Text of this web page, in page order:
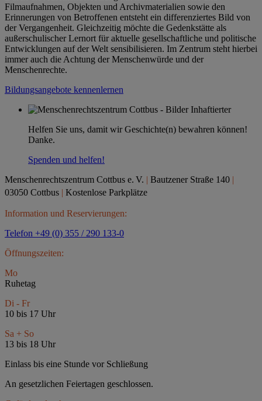
Filmaufnahmen, Objekten und Archivmaterialien sowie den
Erinnerungen von Betroffenen entsteht ein differenziertes Bild von
der Vergangenheit. Gleichzeitig möchte die Gedenkstätte als
außerschulischer Lernort für aktuelle gesellschaftliche und politische
Entwicklungen auf der Welt sensibilisieren. Im Zentrum steht hierbei
immer auch die Achtung der Menschenwürde und der
Menschenrechte.
Bildungsangebote kennenlernen
Helfen Sie uns, damit wir Geschichte(n) bewahren können!
Danke.
Spenden und helfen!
Menschenrechtszentrum Cottbus e. V. | Bautzener Straße 140 |
03050 Cottbus | Kostenlose Parkplätze
Information und Reservierungen:
Telefon +49 (0) 355 / 290 133-0
Öffnungszeiten:
Mo
Ruhetag
Di - Fr
10 bis 17 Uhr
Sa + So
13 bis 18 Uhr
Einlass bis eine Stunde vor Schließung
An gesetzlichen Feiertagen geschlossen.